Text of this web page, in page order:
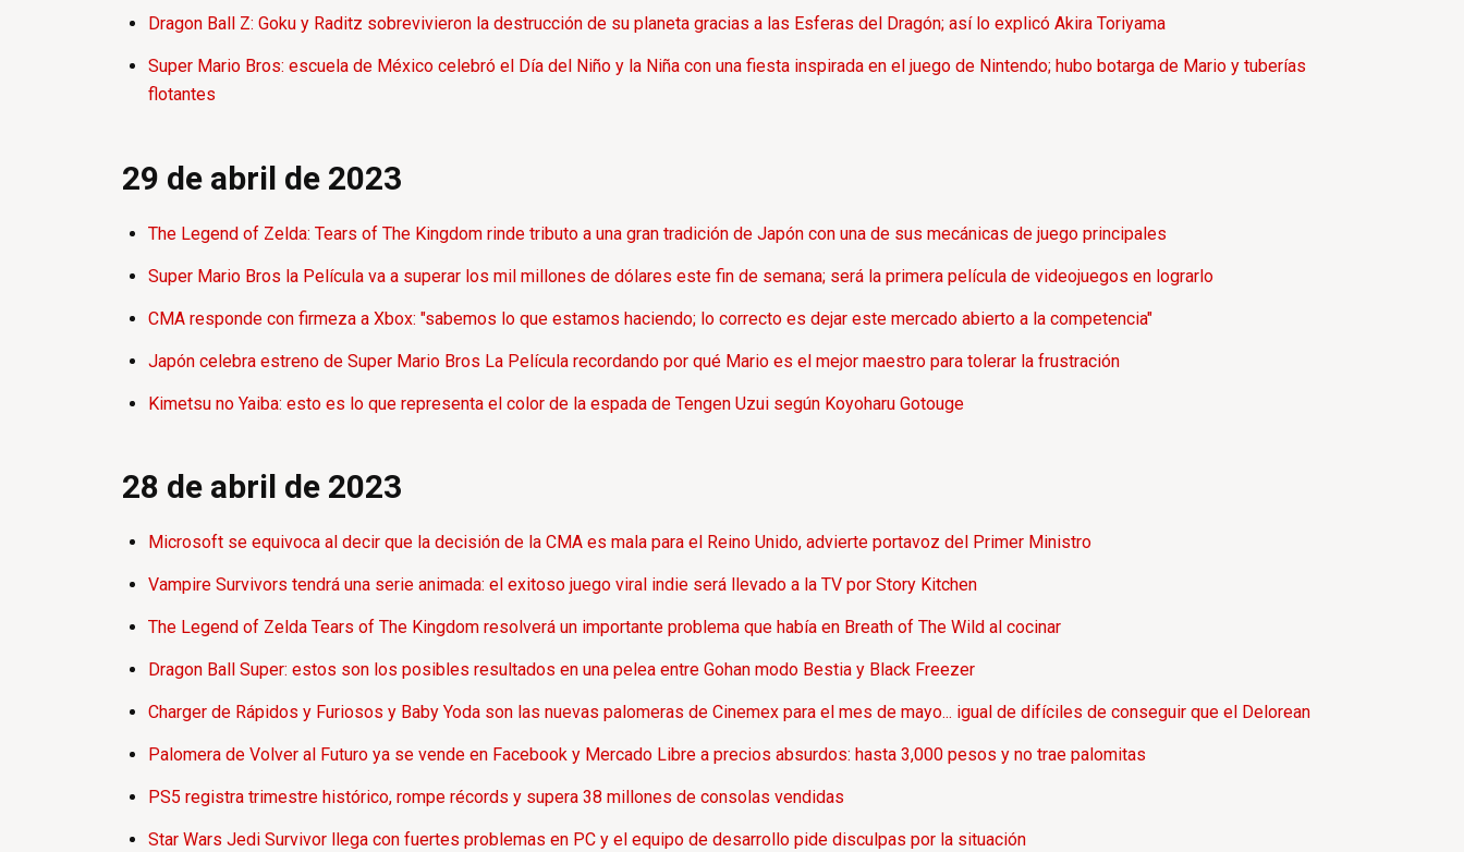
Dragon Ball Z: Goku y Raditz sobrevivieron la destrucción de su planeta gracias a las Esferas del Dragón; así lo explicó Akira Toriyama
Super Mario Bros: escuela de México celebró el Día del Niño y la Niña con una fiesta inspirada en el juego de Nintendo; hubo botarga de Mario y tuberías
flotantes
29 de abril de 2023
The Legend of Zelda: Tears of The Kingdom rinde tributo a una gran tradición de Japón con una de sus mecánicas de juego principales
Super Mario Bros la Película va a superar los mil millones de dólares este fin de semana; será la primera película de videojuegos en lograrlo
CMA responde con firmeza a Xbox: "sabemos lo que estamos haciendo; lo correcto es dejar este mercado abierto a la competencia"
Japón celebra estreno de Super Mario Bros La Película recordando por qué Mario es el mejor maestro para tolerar la frustración
Kimetsu no Yaiba: esto es lo que representa el color de la espada de Tengen Uzui según Koyoharu Gotouge
28 de abril de 2023
Microsoft se equivoca al decir que la decisión de la CMA es mala para el Reino Unido, advierte portavoz del Primer Ministro
Vampire Survivors tendrá una serie animada: el exitoso juego viral indie será llevado a la TV por Story Kitchen
The Legend of Zelda Tears of The Kingdom resolverá un importante problema que había en Breath of The Wild al cocinar
Dragon Ball Super: estos son los posibles resultados en una pelea entre Gohan modo Bestia y Black Freezer
Charger de Rápidos y Furiosos y Baby Yoda son las nuevas palomeras de Cinemex para el mes de mayo... igual de difíciles de conseguir que el Delorean
Palomera de Volver al Futuro ya se vende en Facebook y Mercado Libre a precios absurdos: hasta 3,000 pesos y no trae palomitas
PS5 registra trimestre histórico, rompe récords y supera 38 millones de consolas vendidas
Star Wars Jedi Survivor llega con fuertes problemas en PC y el equipo de desarrollo pide disculpas por la situación